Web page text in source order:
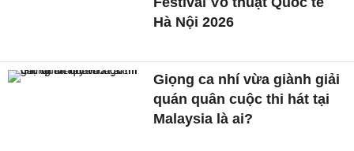
Hà Nội 2026
Giọng ca nhí vừa giành giải
quán quân cuộc thi hát tại
Malaysia là ai?